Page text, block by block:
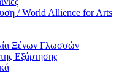
/ World Allience for Arts
Ξένων Γλωσσών
Εξάρτησης